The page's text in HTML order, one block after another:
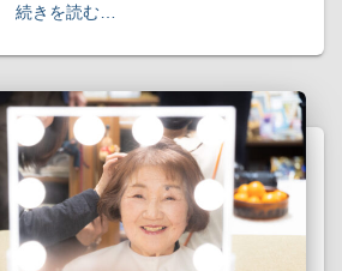
続きを読む…